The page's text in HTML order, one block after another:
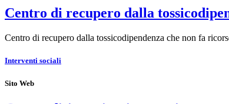
Centro di recupero dalla
Centro di recupero dalla tossicodipendenza che non fa
Interventi sociali
Sito Web